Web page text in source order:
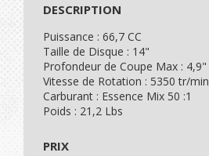
DESCRIPTION
Puissance : 66,7 CC
Taille de Disque : 14"
Profondeur de Coupe Max : 4,9"
Vitesse de Rotation : 5350 tr/min
Carburant : Essence Mix 50 :1
Poids : 21,2 Lbs
PRIX